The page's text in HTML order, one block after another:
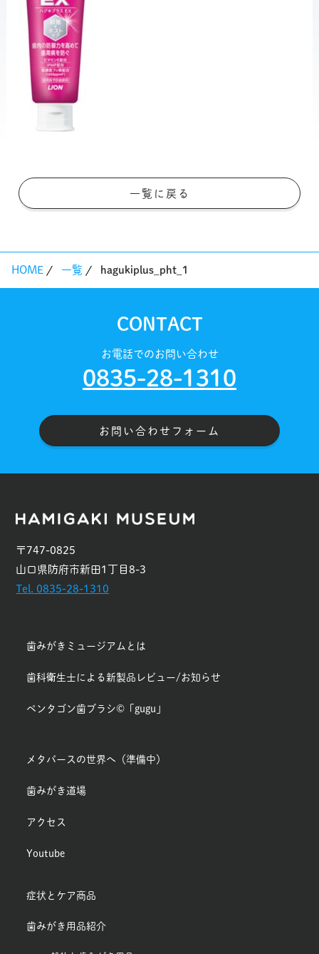
一覧に戻る
HOME 一覧 hagukiplus_pht_1
CONTACT
お電話でのお問い合わせ
0835-28-1310
お問い合わせフォーム
〒747-0825
山口県防府市新田1丁目8-3
Tel. 0835-28-1310
歯みがきミュージアムとは
歯科衛生士による新製品レビュー/お知らせ
ペンタゴン歯ブラシ©「gugu」
メタバースの世界へ（準備中）
歯みがき道場
アクセス
Youtube
症状とケア商品
歯みがき用品紹介